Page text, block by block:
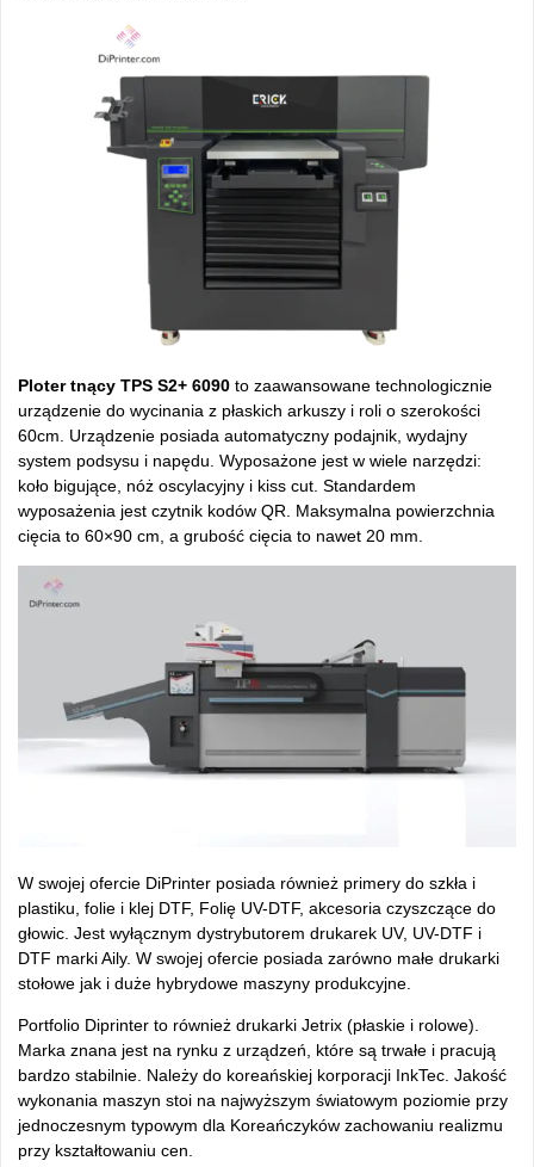
Ploter tnący TPS S2+ 6090 to zaawansowane technologicznie
urządzenie do wycinania z płaskich arkuszy i roli o szerokości
60cm. Urządzenie posiada automatyczny podajnik, wydajny
system podsysu i napędu. Wyposażone jest w wiele narzędzi:
koło bigujące, nóż oscylacyjny i kiss cut. Standardem
wyposażenia jest czytnik kodów QR. Maksymalna powierzchnia
cięcia to 60×90 cm, a grubość cięcia to nawet 20 mm.
W swojej ofercie DiPrinter posiada również primery do szkła i
plastiku, folie i klej DTF, Folię UV-DTF, akcesoria czyszczące do
głowic. Jest wyłącznym dystrybutorem drukarek UV, UV-DTF i
DTF marki Aily. W swojej ofercie posiada zarówno małe drukarki
stołowe jak i duże hybrydowe maszyny produkcyjne.
Portfolio Diprinter to również drukarki Jetrix (płaskie i rolowe).
Marka znana jest na rynku z urządzeń, które są trwałe i pracują
bardzo stabilnie. Należy do koreańskiej korporacji InkTec. Jakość
wykonania maszyn stoi na najwyższym światowym poziomie przy
jednoczesnym typowym dla Koreańczyków zachowaniu realizmu
przy kształtowaniu cen.